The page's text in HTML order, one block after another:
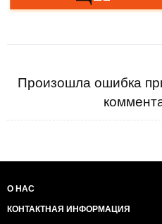
Произошла ошибка
О НАС
КОНТАКТНАЯ ИНФОРМАЦИЯ